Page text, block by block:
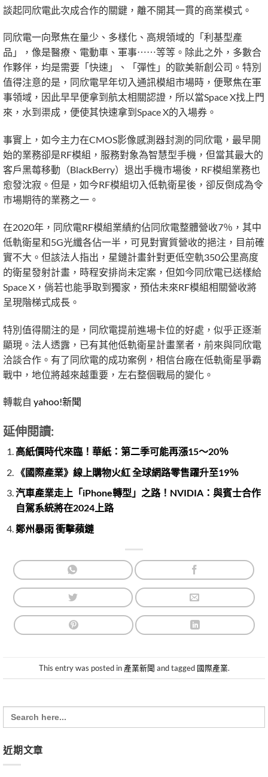
談起同欣電此次成合作的關鍵，離不開其一貫的商業模式。
同欣電一向聚焦在量少、多樣化、高規領域的「利基型產
品」，像是醫療、電動車、軍事⋯⋯等等。除此之外，多數合
作夥伴，均是需要「快速」、「彈性」的歐美新創公司。特別
值得注意的是，同欣電早年切入通訊模組市場時，便聚焦在軍
事領域，因此早早便拿到航太相關認證，所以當Space X找上門
來，水到渠成，便使其快速拿到Space X的入場券。
事實上，如今主力在CMOS影像感測器封測的同欣電，最早開
始的業務卻是RF模組，服務對象為智慧型手機，但當其最大的
客戶黑莓移動（BlackBerry）退出手機市場後，RF模組業務也
愈發沈寂。但是，如今RF模組切入低軌衛星後，卻反倒成為令
市場期待的業務之一。
在2020年，同欣電RF模組業績約佔同欣電整體營收7％，其中
低軌衛星和5G光纖各佔一半，可見對實質營收的挹注，目前確
實不大。但該法人指出，星鏈計畫針對更低空軌350公里高度
的衛星發射計畫，時程安排尚未定案，但如今同欣電已送樣給
Space X，倘若也能爭取到獨家，預估未來RF模組相關營收將
呈現階梯式成長。
特別值得關注的是，同欣電提前進場卡位的好處，似乎正逐漸
顯現。法人透露，已有其他低軌衛星計畫業者，前來與同欣電
洽談合作。有了同欣電的成功案例，相信台廠在低軌衛星爭霸
戰中，地位將越來越重要，左右整個戰局的變化。
轉載自 yahoo!新聞
延伸閱讀:
高紙價時代來臨！華紙：第二季可能再漲15～20％
《國際產業》線上購物火紅 全球網路零售躍升至19％
汽車產業走上「iPhone轉型」之路！NVIDIA：與賓士合作
自駕系統將在2024上路
鄭州暴雨 衝擊蘋鏈
This entry was posted in 產業新聞 and tagged 國際產業.
Search
for:
近期文章